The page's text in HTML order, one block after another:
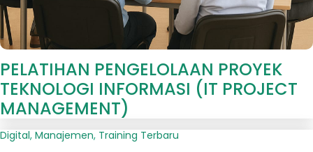
PELATIHAN PENGELOLAAN PROYEK
TEKNOLOGI INFORMASI (IT PROJECT
MANAGEMENT)
Digital, Manajemen, Training Terbaru